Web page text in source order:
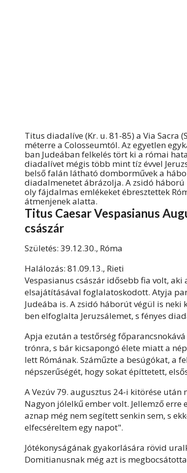
Titus diadalíve (Kr. u. 81-85) a Via Sacra
méterre a Colosseumtól. Az egyetlen
ban Judeában felkelés tört ki a római
diadalívet mégis több mint tíz évvel
belső falán látható domborművek a
diadalmenetet ábrázolja. A zsidó háború
oly fájdalmas emlékeket ébresztettek
átmenjenek alatta.
Titus Caesar Vespasianus
császár
Születés: 39.12.30., Róma
Halálozás: 81.09.13., Rieti
Vespasianus császár idősebb fia volt,
elsajátításával foglalatoskodott. Atyja
Judeába is. A zsidó háborút végül is
ben elfoglalta Jeruzsálemet, s fényes
Apja ezután a testőrség
trónra, s bár kicsapongó élete miatt a
lett Rómának. Száműzte a besúgókat, a
népszerűségét, hogy sokat építtetett,
A Vezúv 79. augusztus 24-i kitörése
Nagyon jólelkű ember volt. Jellemző
aznap még nem segített senkin sem, s
elfecséreltem egy napot".
Jótékonyságának gyakorlására rövid
Domitianusnak még azt is